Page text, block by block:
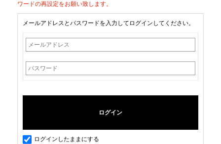
ワードの再設定をお願い致します。
メールアドレスとパスワードを入力してログインしてください。
ログインしたままにする